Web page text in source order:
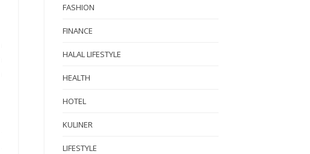
FASHION
FINANCE
HALAL LIFESTYLE
HEALTH
HOTEL
KULINER
LIFESTYLE